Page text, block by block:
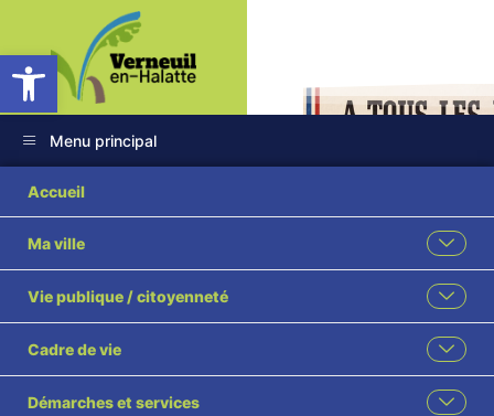
Ouvrir la barre d’outils
Menu principal
Accueil
Ma ville
Vie publique / citoyenneté
Cadre de vie
Démarches et services
Retour en images
sur la cérémonie du
18 juin